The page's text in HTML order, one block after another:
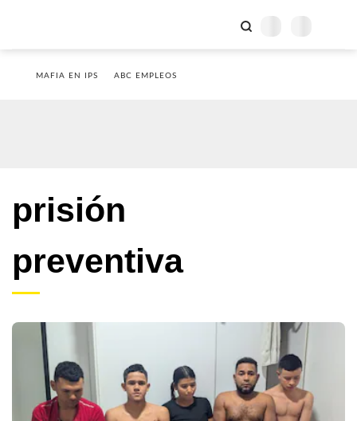
MAFIA EN IPS ABC EMPLEOS
prisión
preventiva